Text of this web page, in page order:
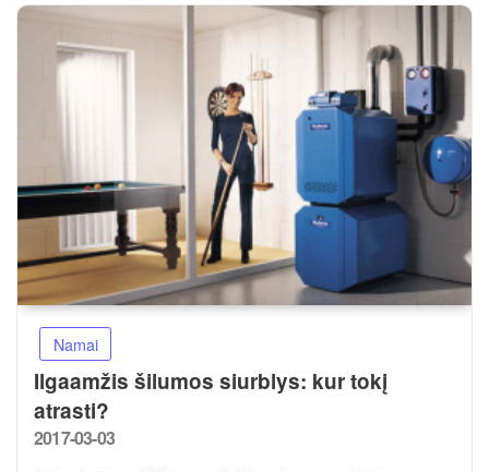
Namai
Ilgaamžis šilumos siurblys: kur tokį
atrasti?
Posted
2017-03-03